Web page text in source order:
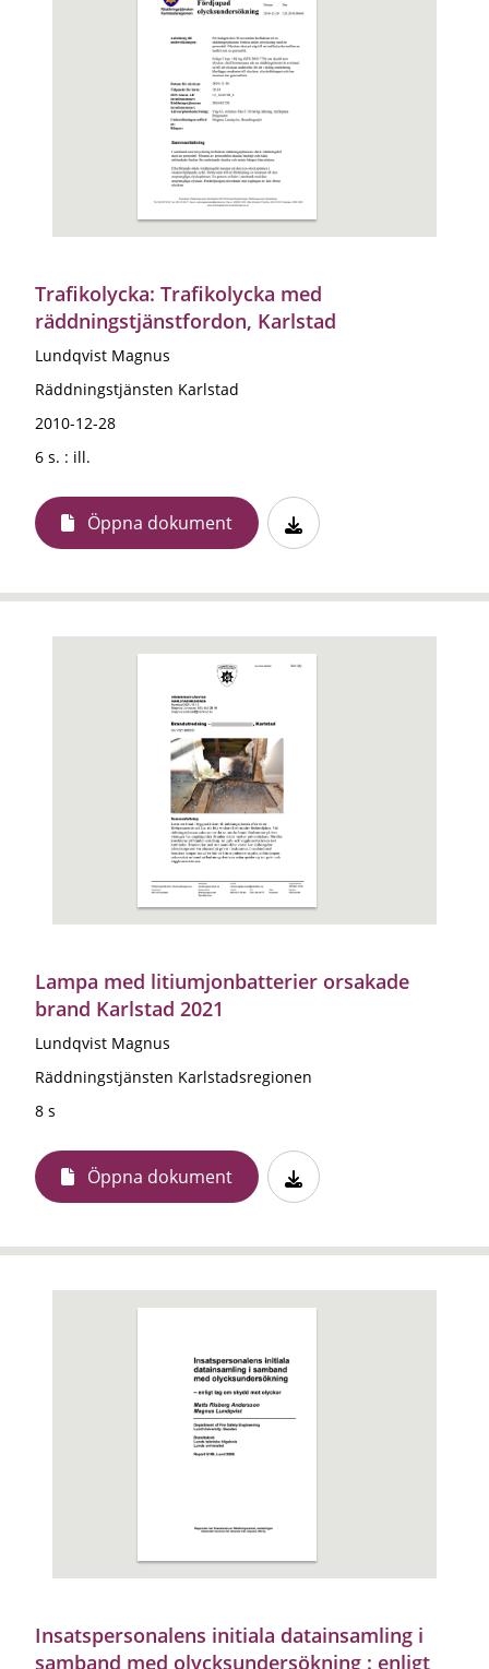
Trafikolycka: Trafikolycka med
räddningstjänstfordon, Karlstad
Lundqvist Magnus
Räddningstjänsten Karlstad
2010-12-28
6 s. : ill.
Öppna dokument
Lampa med litiumjonbatterier orsakade
brand Karlstad 2021
Lundqvist Magnus
Räddningstjänsten Karlstadsregionen
8 s
Öppna dokument
Insatspersonalens initiala datainsamling i
samband med olycksundersökning : enligt